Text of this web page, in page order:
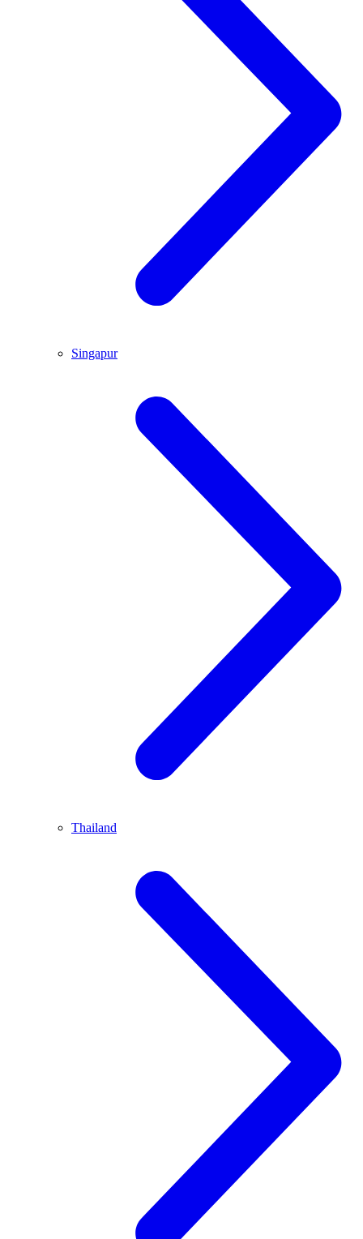
Singapur
Thailand